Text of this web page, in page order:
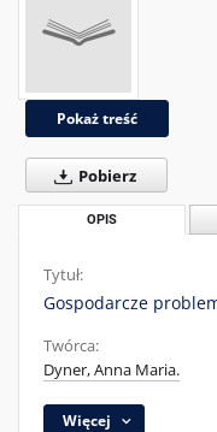
Pokaż treść
Pobierz
OPIS
Tytuł:
Gospodarcze
Twórca:
Dyner, Anna Maria.
Więcej